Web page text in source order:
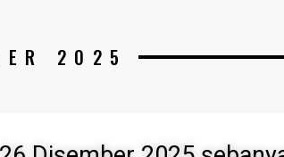
2025